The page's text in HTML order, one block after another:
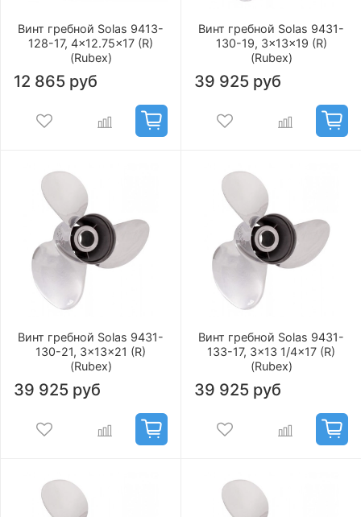
Винт гребной Solas 9413-
128-17, 4x12.75x17 (R)
(Rubex)
12 865 руб
Винт гребной Solas 9431-
130-19, 3x13x19 (R)
(Rubex)
39 925 руб
Винт гребной Solas 9431-
130-21, 3x13x21 (R)
(Rubex)
39 925 руб
Винт гребной Solas 9431-
133-17, 3x13 1/4x17 (R)
(Rubex)
39 925 руб